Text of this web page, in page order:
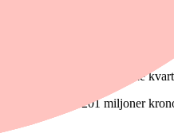
bli i linje med intäkterna för
kronor jämfört föregående
uppgick till 201 miljoner